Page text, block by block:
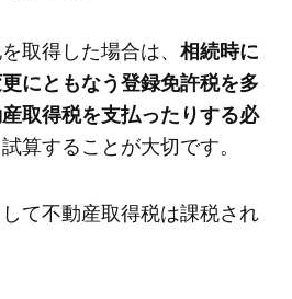
取得した場合は、 相続時に
にともなう登録免許税を多
取得税を支払ったりする必
算することが大切です。
て不動産取得税は課税され